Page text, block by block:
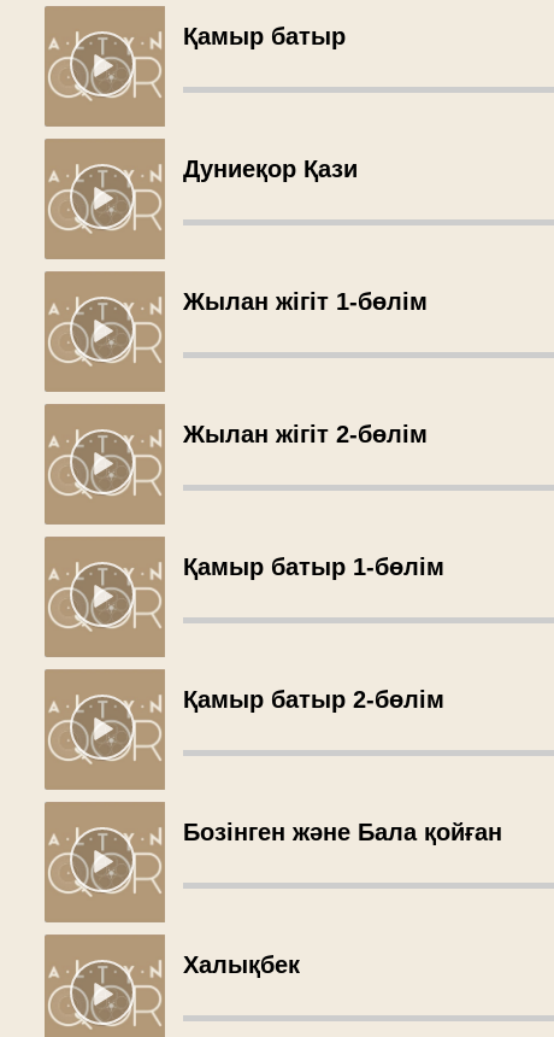
Қамыр батыр
Дуниеқор Қази
Жылан жігіт 1-бөлім
Жылан жігіт 2-бөлім
Қамыр батыр 1-бөлім
Қамыр батыр 2-бөлім
Бозінген және Бала қойған
Халықбек